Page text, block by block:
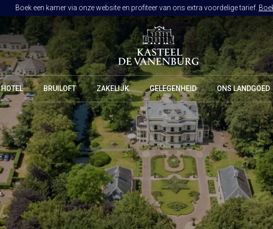
Boek een kamer via onze website en profiteer van ons extra voordelige tarief.
HOTEL BRUILOFT ZAKELIJK GELEGENHEID ONS LANDGOED
RESTAURANT DE VANENBURG
BRASSERIE DE HOEVE
CULINAIR GENIETEN ARRANGEMENT
KAMERS
ARRANGEMENTEN